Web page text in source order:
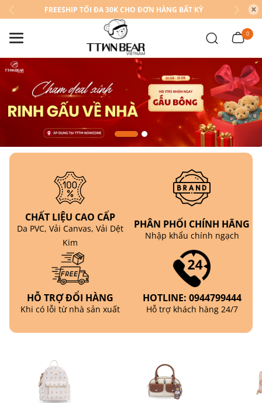
FREESHIP TỐI ĐA 30K CHO ĐƠN HÀNG BẤT KỲ
0
CHẤT LIỆU CAO CẤP
Da PVC, Vải Canvas, Vải Dệt
Kim
PHÂN PHỐI CHÍNH HÃNG
Nhập khẩu chính ngạch
HỖ TRỢ ĐỔI HÀNG
Khi có lỗi từ nhà sản xuất
HOTLINE: 0944799444
Hỗ trợ khách hàng 24/7